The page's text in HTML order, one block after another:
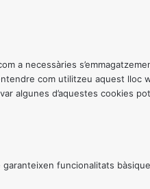
a necessàries
com utilitzeu aquest lloc
algunes d’aquestes cookies
funcionalitats